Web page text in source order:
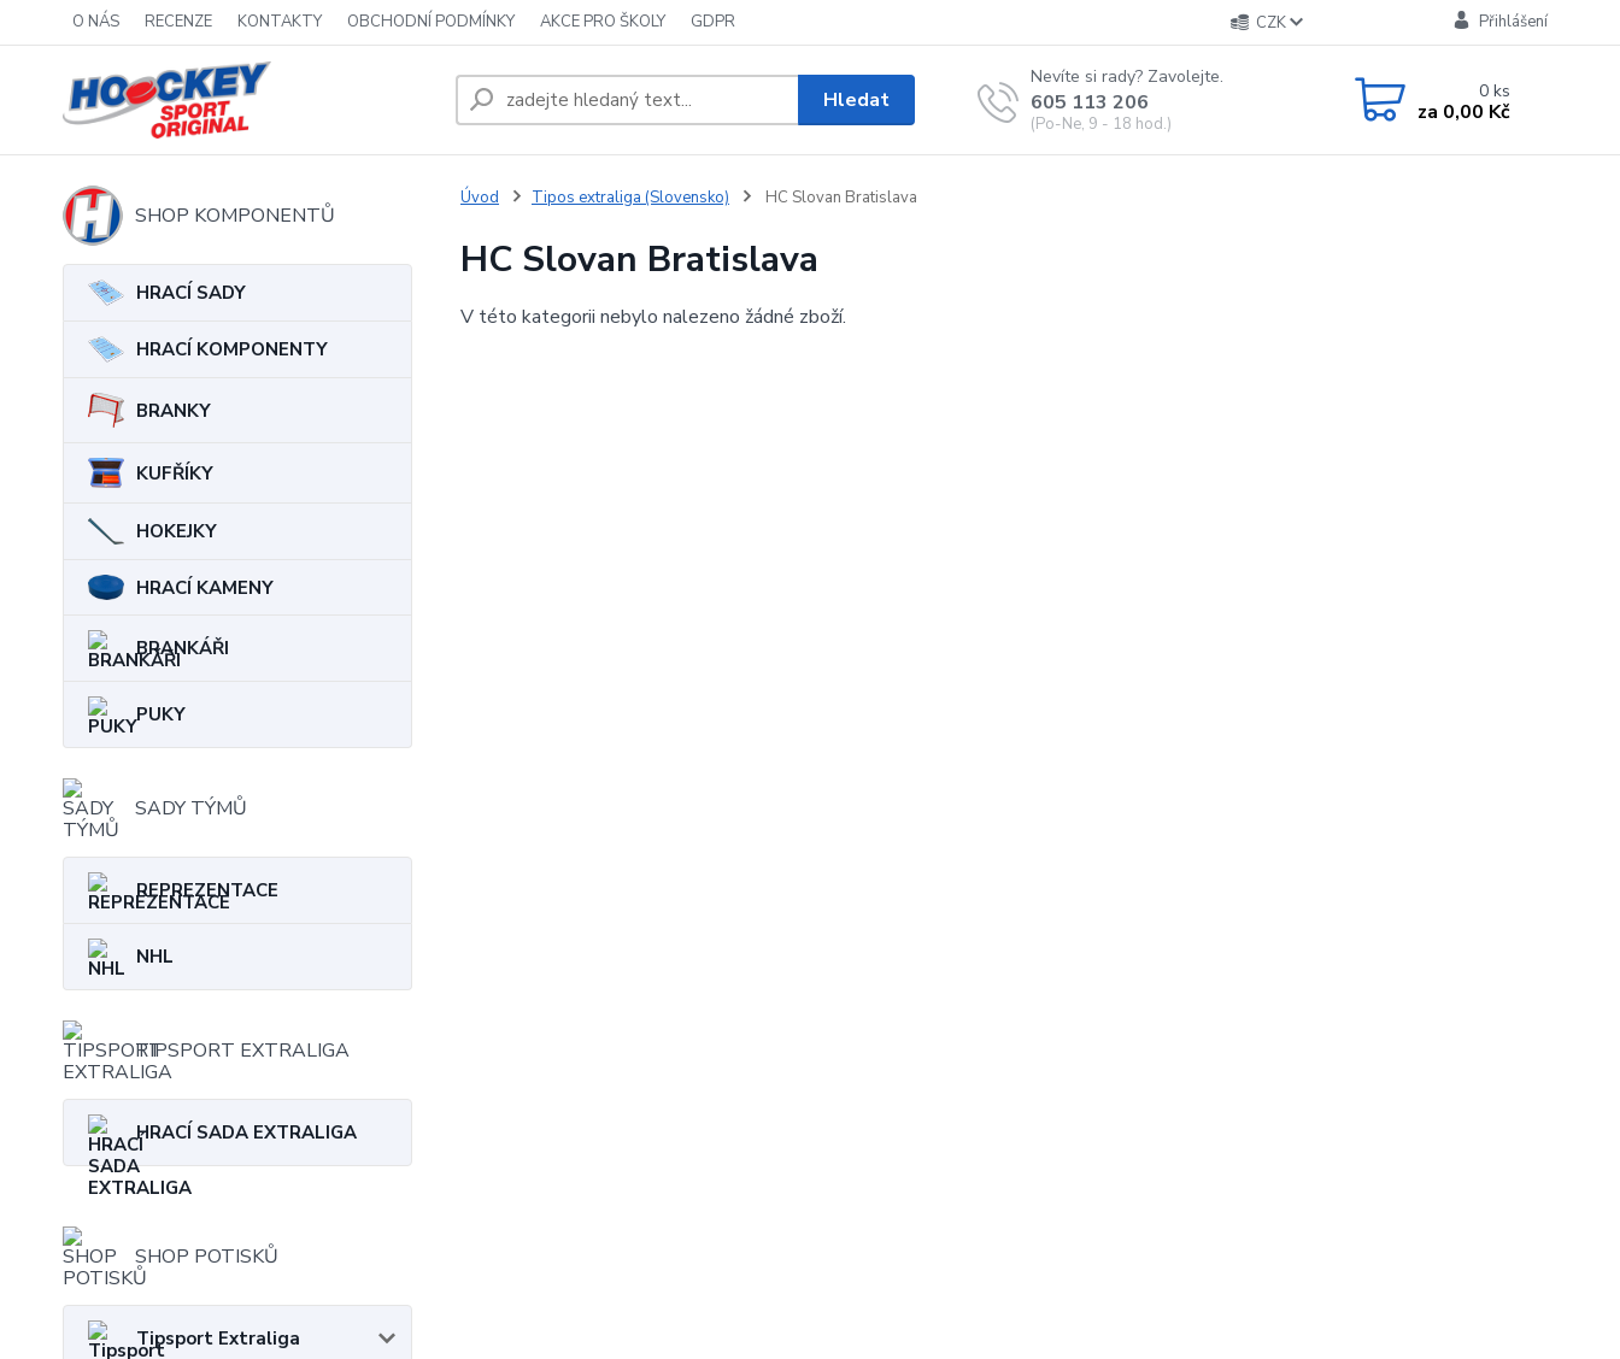
O NÁS RECENZE KONTAKTY OBCHODNÍ PODMÍNKY AKCE PRO ŠKOLY GDPR CZK Přihlášení
Hledat
Nevíte si rady? Zavolejte.
605 113 206
(Po-Ne, 9 - 18 hod.)
0ks
za 0,00 Kč
SHOP KOMPONENTŮ
HRACÍ SADY
HRACÍ KOMPONENTY
BRANKY
KUFŘÍKY
HOKEJKY
HRACÍ KAMENY
BRANKÁŘI
PUKY
SADY TÝMŮ
REPREZENTACE
NHL
TIPSPORT EXTRALIGA
HRACÍ SADA EXTRALIGA
SHOP POTISKŮ
Tipsport Extraliga
Úvod Tipos extraliga (Slovensko) HC Slovan Bratislava
HC Slovan Bratislava
V této kategorii nebylo nalezeno žádné zboží.